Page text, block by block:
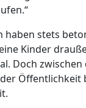
haben stets
Kinder
Doch
Öffentlichkeit